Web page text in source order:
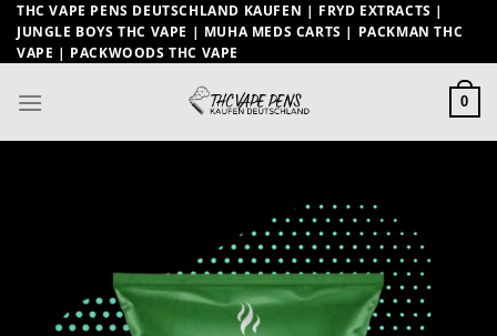
Zum
Inhalt
springen
THC VAPE PENS DEUTSCHLAND KAUFEN | FRYD EXTRACTS |
JUNGLE BOYS THC VAPE | MUHA MEDS CARTS | PACKMAN THC
VAPE | PACKWOODS THC VAPE
0